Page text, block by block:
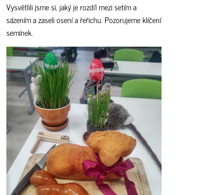
Vysvětlili jsme si, jaký je rozdíl mezi setím a
sázením a zaseli osení a řeřichu. Pozorujeme klíčení
semínek.